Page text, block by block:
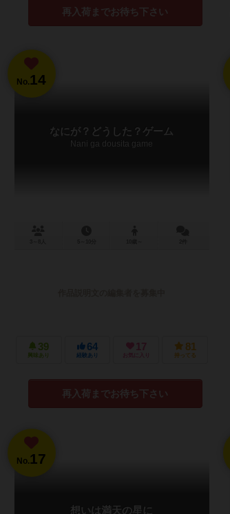
再入荷までお待ち下さい
No.14
なにが？どうした？ゲーム
Nani ga dousita game
39
興味あり
64
経験あり
17
お気に入り
81
持ってる
再入荷までお待ち下さい
No.17
想いは満天の星に